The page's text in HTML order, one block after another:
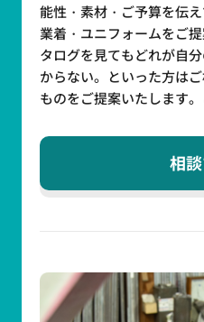
能性・素材・ご予算を伝
業着・ユニフォームをご
タログを見てもどれが自
からない。といった方は
ものをご提案いたします。
相